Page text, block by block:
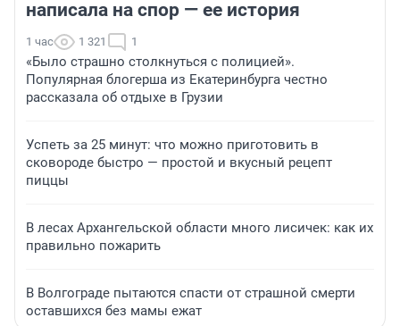
написала на спор — ее история
1 час 1 321 1
«Было страшно столкнуться с полицией».
Популярная блогерша из Екатеринбурга честно
рассказала об отдыхе в Грузии
Успеть за 25 минут: что можно приготовить в
сковороде быстро — простой и вкусный рецепт
пиццы
В лесах Архангельской области много лисичек: как их
правильно пожарить
В Волгограде пытаются спасти от страшной смерти
оставшихся без мамы ежат